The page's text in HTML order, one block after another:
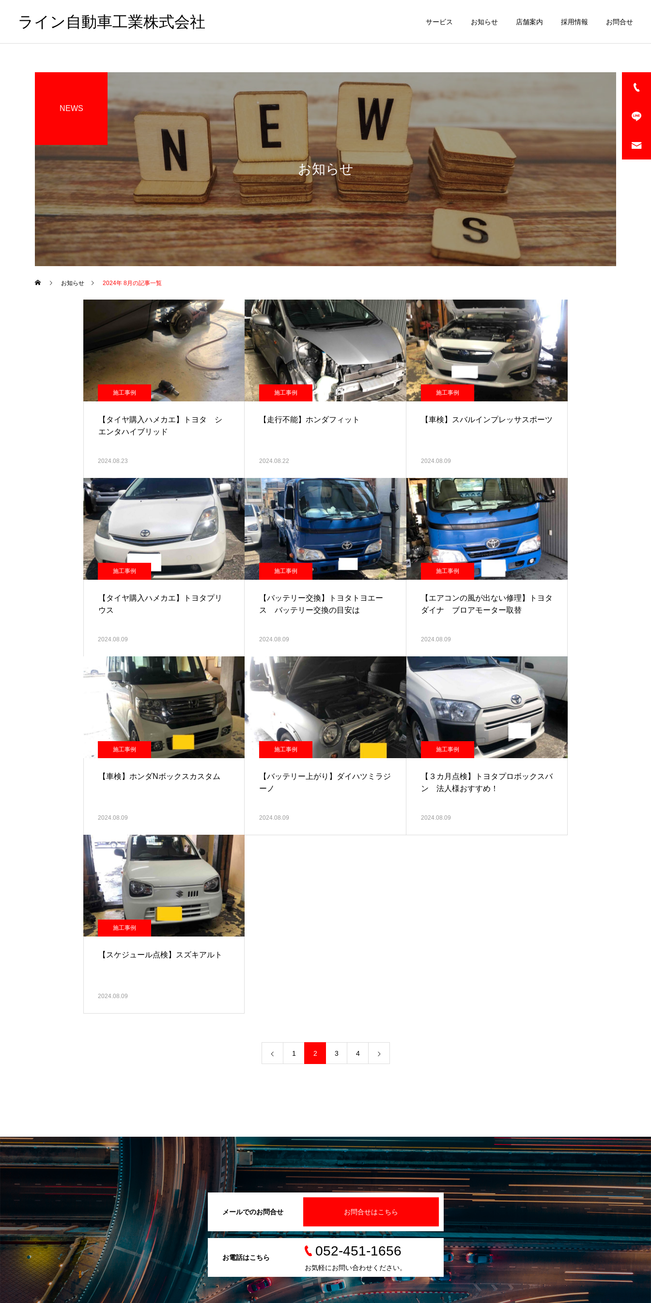
ライン自動車工業株式会社 サービス お知らせ 店舗案内 採用情報 お問合せ
お知らせ
NEWS
お知らせ 2024年 8月の記事一覧
施工事例
【タイヤ購入ハメカエ】トヨタ シ
エンタハイブリッド
2024.08.23
施工事例
【走行不能】ホンダフィット
2024.08.22
施工事例
【車検】スバルインプレッサスポーツ
2024.08.09
施工事例
【タイヤ購入ハメカエ】トヨタプリ
ウス
2024.08.09
施工事例
【バッテリー交換】トヨタトヨエー
ス バッテリー交換の目安は
2024.08.09
施工事例
【エアコンの風が出ない修理】トヨタ
ダイナ ブロアモーター取替
2024.08.09
施工事例
【車検】ホンダNボックスカスタム
2024.08.09
施工事例
【バッテリー上がり】ダイハツミラジ
ーノ
2024.08.09
施工事例
【３カ月点検】トヨタプロボックスバ
ン 法人様おすすめ！
2024.08.09
施工事例
【スケジュール点検】スズキアルト
2024.08.09
1 2 3 4
メールでのお問合せ お問合せはこちら
お電話はこちら 052-451-1656
お気軽にお問い合わせください。